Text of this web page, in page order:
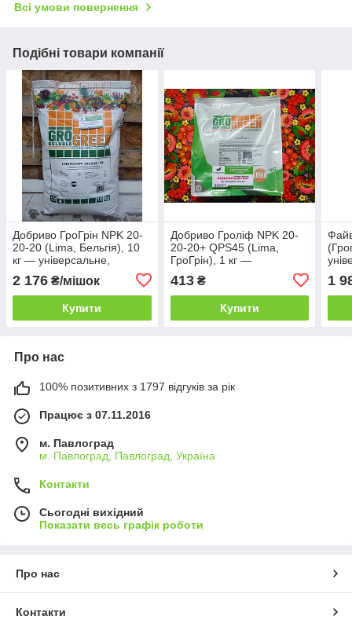
Всі умови повернення
Подібні товари компанії
Добриво ГроГрін NPK 20-
20-20 (Lima, Бельгія), 10
кг — універсальне,
водорозчинне
2 176 ₴/мішок
Купити
Добриво Гроліф NPK 20-
20-20+ QPS45 (Lima,
ГроГрін), 1 кг —
універсальне, комплексне,
водорозчинне
413₴
Купити
гро
1
Про нас
100% позитивних з 1797 відгуків за рік
Працює з 07.11.2016
м. Павлоград
м. Павлоград, Павлоград, Україна
Контакти
Сьогодні вихідний
Показати весь графік роботи
Про нас
Контакти